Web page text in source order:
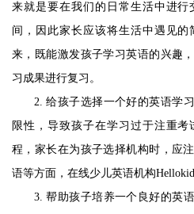
来就是要在我们的日常生活中进
间，因此家长应该将生活中遇见
来，既能激发孩子学习英语的兴趣
习成果进行复习。
2.给孩子选择一个好的英语学
限性，导致孩子在学习过于注重
程，家长在为孩子选择机构时，应
语等方面，在线少儿英语机构
3.帮助孩子培养一个良好的英